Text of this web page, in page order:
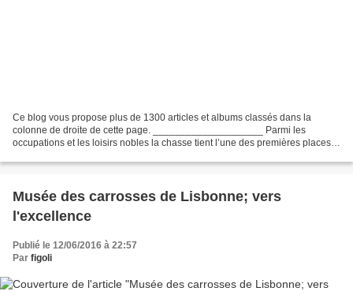
Ce blog vous propose plus de 1300 articles et albums classés dans la
colonne de droite de cette page. ____________________ Parmi les
occupations et les loisirs nobles la chasse tient l’une des premières places.
Musée des carrosses de Lisbonne; vers
l'excellence
Publié le 12/06/2016 à 22:57
Par figoli